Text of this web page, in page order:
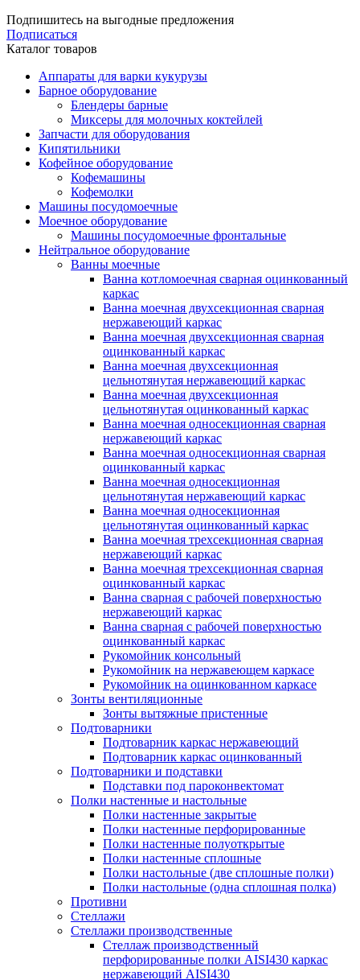
Подпишитесь на выгодные предложения
Подписаться
Каталог товаров
Аппараты для варки кукурузы
Барное оборудование
Блендеры барные
Миксеры для молочных коктейлей
Запчасти для оборудования
Кипятильники
Кофейное оборудование
Кофемашины
Кофемолки
Машины посудомоечные
Моечное оборудование
Машины посудомоечные фронтальные
Нейтральное оборудование
Ванны моечные
Ванна котломоечная сварная оцинкованный
каркас
Ванна моечная двухсекционная сварная
нержавеющий каркас
Ванна моечная двухсекционная сварная
оцинкованный каркас
Ванна моечная двухсекционная
цельнотянутая нержавеющий каркас
Ванна моечная двухсекционная
цельнотянутая оцинкованный каркас
Ванна моечная односекционная сварная
нержавеющий каркас
Ванна моечная односекционная сварная
оцинкованный каркас
Ванна моечная односекционная
цельнотянутая нержавеющий каркас
Ванна моечная односекционная
цельнотянутая оцинкованный каркас
Ванна моечная трехсекционная сварная
нержавеющий каркас
Ванна моечная трехсекционная сварная
оцинкованный каркас
Ванна сварная с рабочей поверхностью
нержавеющий каркас
Ванна сварная с рабочей поверхностью
оцинкованный каркас
Рукомойник консольный
Рукомойник на нержавеющем каркасе
Рукомойник на оцинкованном каркасе
Зонты вентиляционные
Зонты вытяжные пристенные
Подтоварники
Подтоварник каркас нержавеющий
Подтоварник каркас оцинкованный
Подтоварники и подставки
Подставки под пароконвектомат
Полки настенные и настольные
Полки настенные закрытые
Полки настенные перфорированные
Полки настенные полуоткрытые
Полки настенные сплошные
Полки настольные (две сплошные полки)
Полки настольные (одна сплошная полка)
Противни
Стеллажи
Стеллажи производственные
Стеллаж производственный
перфорированные полки AISI430 каркас
нержавеющий AISI430